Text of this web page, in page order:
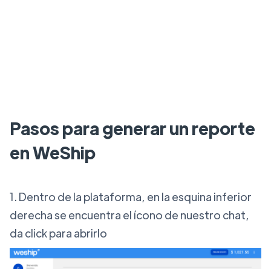
Pasos para generar un reporte
en WeShip
1. Dentro de la plataforma, en la esquina inferior
derecha se encuentra el ícono de nuestro chat,
da click para abrirlo